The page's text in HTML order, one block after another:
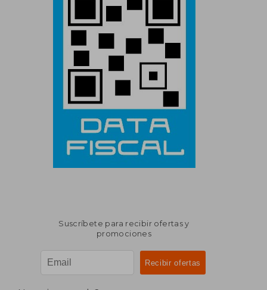
Suscríbete para recibir ofertas y
promociones